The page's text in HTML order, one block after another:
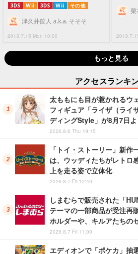
3DS Wii 3DS Wii その他
2013.7.15 Mon 10:00
津久井箇人 a.k.a. そそそ
栗
もっと見る
アクセスランキ
太ももにも目が惹かれるウ
フィギュア「ライザ（ライ
ディングStyle」が8月7日
2026.8.6 Thu 19:15
「トイ・ストーリー」新作
は、ウッディたちがレトロ
上を走る姿で立体化
2026.8.7 Fri 12:40
しまむらで販売された「
テーマの一部商品が受注再
ホルダーや、キルアたちの
2026.8.7 Fri 11:00
エディオンで「ポケカ」抽